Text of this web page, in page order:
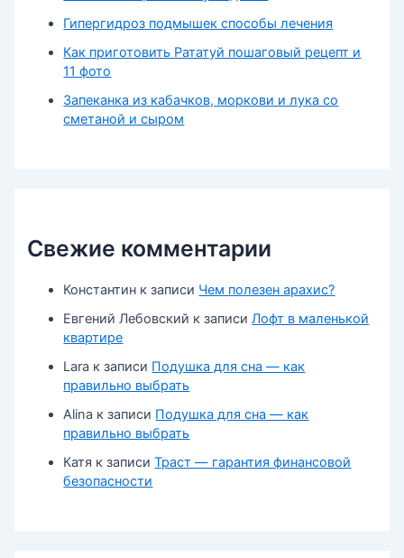
Гипергидроз подмышек способы лечения
Как приготовить Рататуй пошаговый рецепт и
11 фото
Запеканка из кабачков, моркови и лука со
сметаной и сыром
Свежие комментарии
Константин к записи Чем полезен арахис?
Евгений Лебовский к записиЛофт в маленькой
квартире
Lara к записи Подушка для сна — как
правильно выбрать
Alina к записи Подушка для сна — как
правильно выбрать
Катя к записиТраст — гарантия финансовой
безопасности